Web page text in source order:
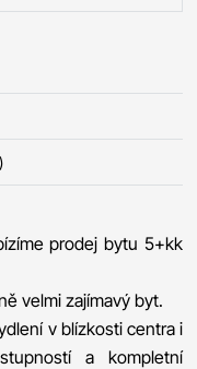
prodej bytu 5+kk
velmi zajímavý byt.
v blízkosti centra i
a kompletní